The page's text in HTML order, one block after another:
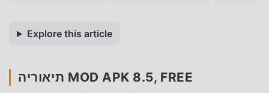
Explore this article
תיאוריה MOD APK 8.5, FREE